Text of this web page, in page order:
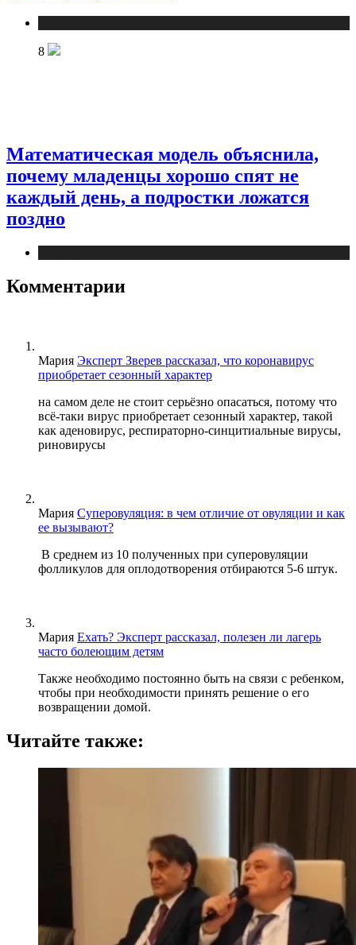
8
Математическая модель объяснила,
почему младенцы хорошо спят не
каждый день, а подростки ложатся
поздно
Комментарии
Мария Эксперт Зверев рассказал, что коронавирус
приобретает сезонный характер
на самом деле не стоит серьёзно опасаться, потому что
всё-таки вирус приобретает сезонный характер, такой
как аденовирус, респираторно-синцитиальные вирусы,
риновирусы
Мария Суперовуляция: в чем отличие от овуляции и как
ее вызывают?
В среднем из 10 полученных при суперовуляции
фолликулов для оплодотворения отбираются 5-6 штук.
Мария Ехать? Эксперт рассказал, полезен ли лагерь
часто болеющим детям
Также необходимо постоянно быть на связи с ребенком,
чтобы при необходимости принять решение о его
возвращении домой.
Читайте также: